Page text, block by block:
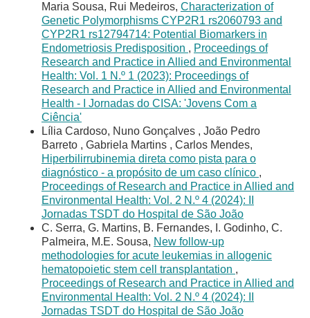
Maria Sousa, Rui Medeiros, Characterization of
Genetic Polymorphisms CYP2R1 rs2060793 and
CYP2R1 rs12794714: Potential Biomarkers in
Endometriosis Predisposition , Proceedings of
Research and Practice in Allied and Environmental
Health: Vol. 1 N.º 1 (2023): Proceedings of
Research and Practice in Allied and Environmental
Health - I Jornadas do CISA: 'Jovens Com a
Ciência'
Lília Cardoso, Nuno Gonçalves , João Pedro
Barreto , Gabriela Martins , Carlos Mendes,
Hiperbilirrubinemia direta como pista para o
diagnóstico - a propósito de um caso clínico ,
Proceedings of Research and Practice in Allied and
Environmental Health: Vol. 2 N.º 4 (2024): II
Jornadas TSDT do Hospital de São João
C. Serra, G. Martins, B. Fernandes, I. Godinho, C.
Palmeira, M.E. Sousa, New follow-up
methodologies for acute leukemias in allogenic
hematopoietic stem cell transplantation ,
Proceedings of Research and Practice in Allied and
Environmental Health: Vol. 2 N.º 4 (2024): II
Jornadas TSDT do Hospital de São João